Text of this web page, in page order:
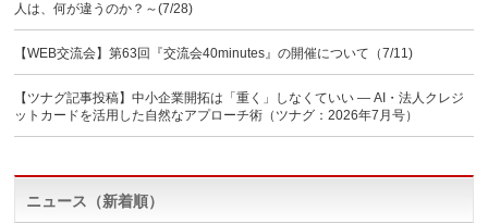
人は、何が違うのか？～(7/28)
【WEB交流会】第63回『交流会40minutes』の開催について（7/11)
【ツナグ記事投稿】中小企業開拓は「重く」しなくていい ― AI・法人クレジ
ットカードを活用した自然なアプローチ術（ツナグ：2026年7月号）
ニュース（新着順）